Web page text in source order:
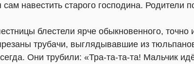
навестить старого господина. Родители
блестели ярче обыкновенного, точно
трубачи, выглядывавшие из
Они трубили: «Тра-та-та-та! Мальчик